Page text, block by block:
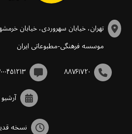
تهران، خیابان سهروردی، خیابان
موسسه فرهنگی-مطبوعاتی ایران
۸۸۷۶۱۷۲۰
آرشیو
نسخه